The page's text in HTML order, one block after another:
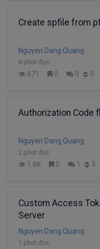
Create spfile from
Nguyen Dang Quang
6 phút đọc
671 0 0 0
Authorization Code
Nguyen Dang Quang
2 phút đọc
1.6K 0 1 3
Custom Access
Server
Nguyen Dang Quang
1 phút đọc